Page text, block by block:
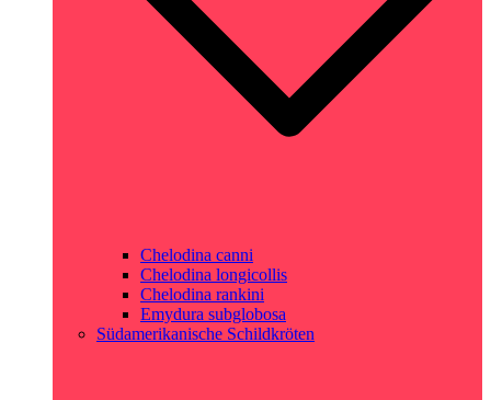
Chelodina canni
Chelodina longicollis
Chelodina rankini
Emydura subglobosa
Südamerikanische Schildkröten